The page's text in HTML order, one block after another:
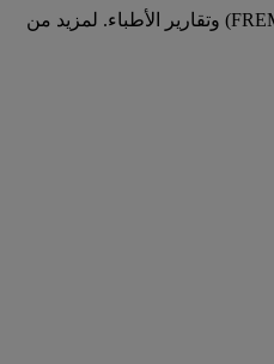
تتطلب عدة أقسام في هذه الصفحة منكم تقديم معلومات شخصية، بما في ذلك عبر الاستمارة الطبية عبر الإنترنت (MEDIF) وطلبات البطاقة الطبية للمسافرين الدائمين (FREMEC) وتقارير الأطباء. لمزيد من